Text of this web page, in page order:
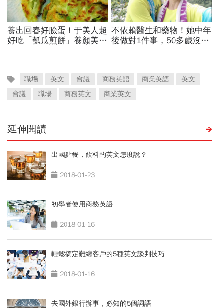
職場 英文 會議 商務英語 商業英語
英文
會議
職場 商務英文 商業英文
延伸閱讀
出國點餐，飲料的英文怎麼說？
2018-01-23
初學者使用商務英語
2018-01-16
輕鬆搞定難纏客戶的5種英文談判技巧
2018-01-16
去國外銀行辦事，必知的5個詞語